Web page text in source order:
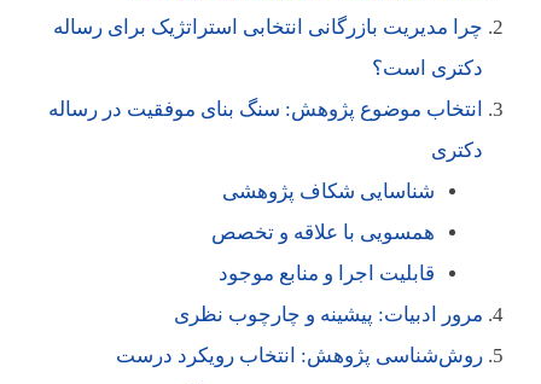
چرا مدیریت بازرگانی انتخابی استراتژیک برای رساله
دکتری است؟
انتخاب موضوع پژوهش: سنگ بنای موفقیت در رساله
دکتری
شناسایی شکاف پژوهشی
همسویی با علاقه و تخصص
قابلیت اجرا و منابع موجود
مرور ادبیات: پیشینه و چارچوب نظری
روش‌شناسی پژوهش: انتخاب رویکرد درست